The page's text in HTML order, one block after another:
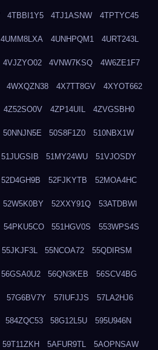
4TBBI1Y5 4TJ1ASNW 4TPTYC45
4UMM8LXA 4UNHPQM1 4URT243L
4VJZYO02 4VNW7KSQ 4W6ZE1F7
4WXQZN38 4X7TT8GV 4XYOT662
4Z52SO0V 4ZP14UIL 4ZVGSBH0
50NNJN5E 50S8F1Z0 510NBX1W
51JUGSIB 51MY24WU 51VJOSDY
52D4GH9B 52FJKYTB 52MOA4HC
52W5K0BY 52XXY91Q 53ATDBWI
54PKU5CO 551HGV0S 553WPS4S
55JKJF3L 55NCOA72 55QDIRSM
56GSA0U2 56QN3KEB 56SCV4BG
57G6BV7Y 57IUFJJS 57LA2HJ6
584ZQC53 58G12L5U 595U946N
59T11ZKH 5AFUR9TL 5AOPNSAW